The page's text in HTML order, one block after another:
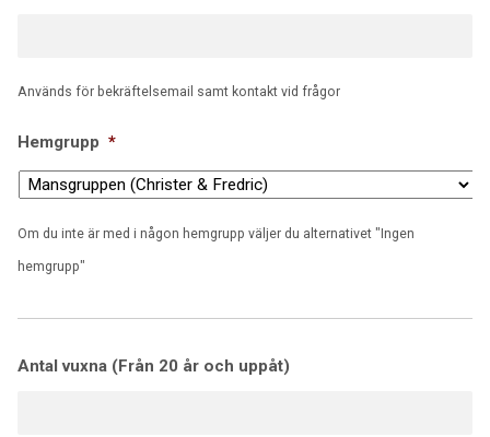
Används för bekräftelsemail samt kontakt vid frågor
Hemgrupp *
Om du inte är med i någon hemgrupp väljer du alternativet "Ingen
hemgrupp"
Antal vuxna (Från 20 år och uppåt)